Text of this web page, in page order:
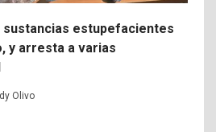
sustancias estupefacientes
y arresta a varias
Olivo